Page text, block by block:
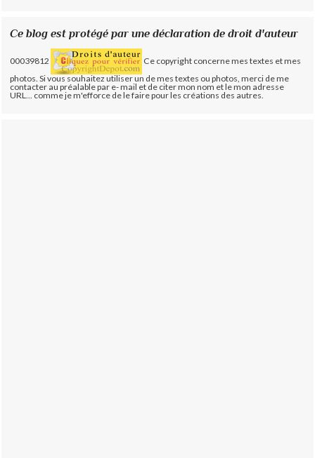
Ce blog est protégé par une déclaration de droit d'auteur
00039812
Ce copyright concerne mes textes et mes
photos. Si vous souhaitez utiliser un de mes textes ou photos, merci de me
contacter au préalable par e- mail et de citer mon nom et le mon adresse
URL... comme je m'efforce de le faire pour les créations des autres.